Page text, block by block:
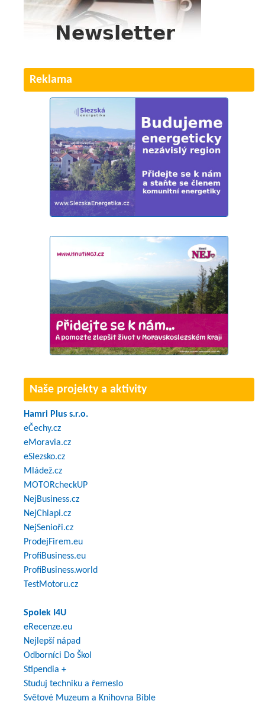
Reklama
Naše projekty a aktivity
Hamri Plus s.r.o.
eČechy.cz
eMoravia.cz
eSlezsko.cz
Mládež.cz
MOTORcheckUP
NejBusiness.cz
NejChlapi.cz
NejSenioři.cz
ProdejFirem.eu
ProfiBusiness.eu
ProfiBusiness.world
TestMotoru.cz
Spolek I4U
eRecenze.eu
Nejlepší nápad
Odborníci Do Škol
Stipendia +
Studuj techniku a řemeslo
Světové Muzeum a Knihovna Bible